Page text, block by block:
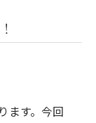
ます。今回